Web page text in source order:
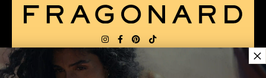
ENTREGA: US IDIOMA:
×